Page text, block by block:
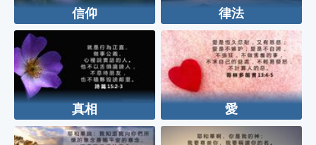
信仰 律法
真相 愛